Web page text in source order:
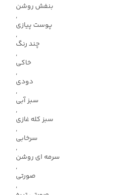
بنفش روشن
,
پوست پیازی
,
چند رنگ
,
خاکی
,
دودی
,
سبز آبی
,
سبز کله غازی
,
سرخابی
,
سرمه ای روشن
,
صورتی
,